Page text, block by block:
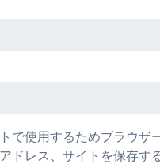
で使用するためブラウザ
ドレス、サイトを保存する